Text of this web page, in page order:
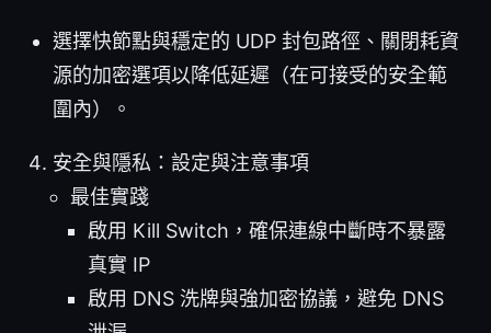
選擇快節點與穩定的 UDP 封包路徑、關閉耗資
源的加密選項以降低延遲（在可接受的安全範
圍內）。
安全與隱私：設定與注意事項
最佳實踐
啟用 Kill Switch，確保連線中斷時不暴露
真實 IP
啟用 DNS 洗牌與強加密協議，避免 DNS